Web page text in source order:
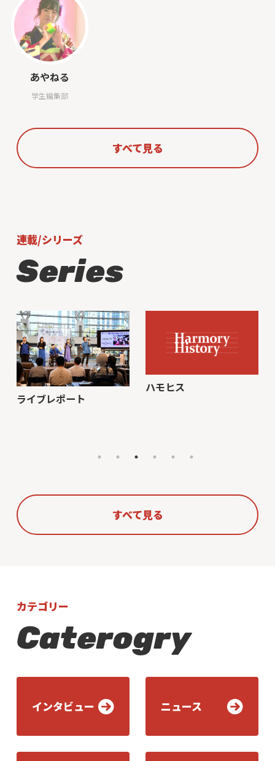
あやねる
学生編集部
すべて見る
連載/シリーズ
Series
ライブレポート
ハモヒス
すべて見る
カテゴリー
Caterogry
インタビュー ニュース